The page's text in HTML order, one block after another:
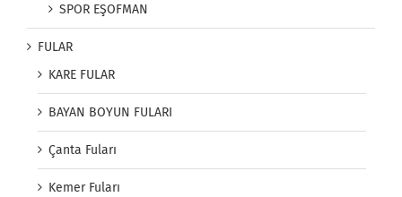
SPOR EŞOFMAN
FULAR
KARE FULAR
BAYAN BOYUN FULARI
Çanta Fuları
Kemer Fuları